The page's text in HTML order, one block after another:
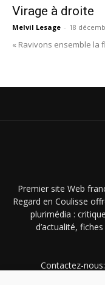
Virage à droite
Melvil Lesage - 18
« Ravivons ensemble la
Premier site Web
Regard en Coulisse
plurimédia :
d’actualité,
Contactez-nous: